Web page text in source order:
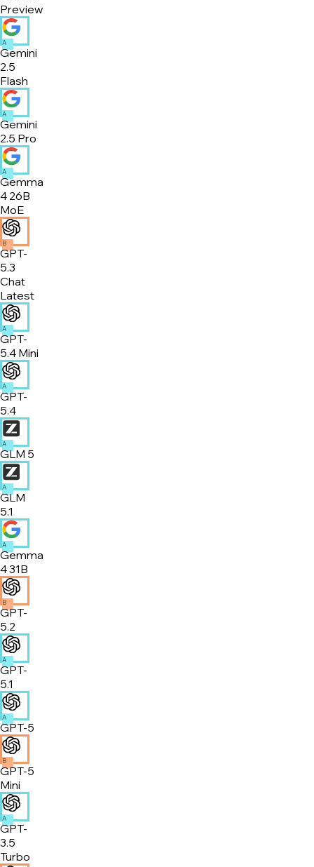
Preview
A
Gemini
2.5
Flash
A
Gemini
2.5 Pro
A
Gemma
4 26B
MoE
B
GPT-
5.3
Chat
Latest
A
GPT-
5.4 Mini
A
GPT-
5.4
A
GLM 5
A
GLM
5.1
A
Gemma
4 31B
B
GPT-
5.2
A
GPT-
5.1
A
GPT-5
B
GPT-5
Mini
A
GPT-
3.5
Turbo